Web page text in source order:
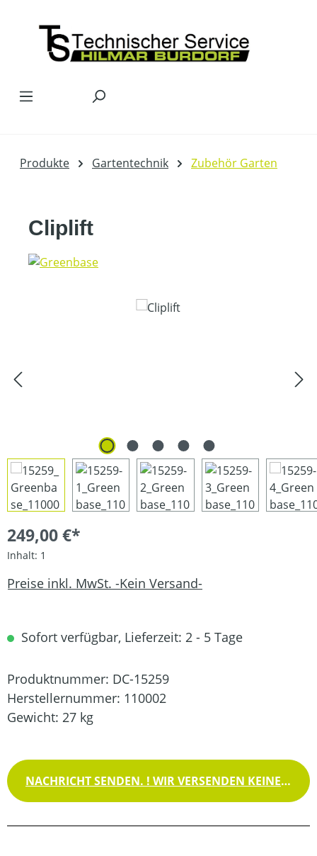
Produkte Gartentechnik Zubehör Garten
Cliplift
Bildergalerie überspringen
249,00 €*
Inhalt: 1
Preise inkl. MwSt. -Kein Versand-
Sofort verfügbar, Lieferzeit: 2 - 5 Tage
Produktnummer: DC-15259
Herstellernummer: 110002
Gewicht: 27 kg
NACHRICHT SENDEN. ! WIR VERSENDEN KEINE WAREN !